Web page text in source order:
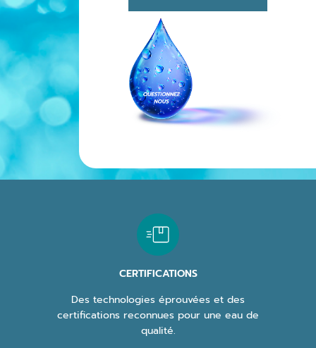
CERTIFICATIONS
Des technologies éprouvées et des
certifications reconnues pour une eau de
qualité.